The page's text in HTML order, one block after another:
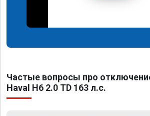
Частые вопросы про
Haval H6 2.0 TD 163 л.с.